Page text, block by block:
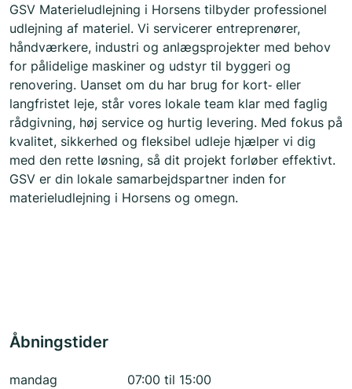
GSV Materieludlejning i Horsens tilbyder professionel
udlejning af materiel. Vi servicerer entreprenører,
håndværkere, industri og anlægsprojekter med behov
for pålidelige maskiner og udstyr til byggeri og
renovering. Uanset om du har brug for kort‑ eller
langfristet leje, står vores lokale team klar med faglig
rådgivning, høj service og hurtig levering. Med fokus på
kvalitet, sikkerhed og fleksibel udleje hjælper vi dig
med den rette løsning, så dit projekt forløber effektivt.
GSV er din lokale samarbejdspartner inden for
materieludlejning i Horsens og omegn.
Åbningstider
mandag
07:00 til 15:00